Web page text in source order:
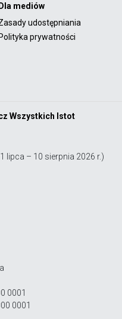
Dla mediów
udostępniania
Polityka prywatności
Wszystkich Istot
lipca – 10 sierpnia 2026 r.)
0001
0001